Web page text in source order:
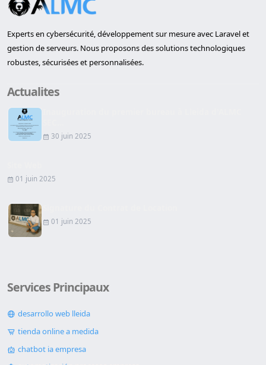
Experts en cybersécurité, développement sur mesure avec Laravel et
gestion de serveurs. Nous proposons des solutions technologiques
robustes, sécurisées et personnalisées.
Actualites
30 juin 2025
01 juin 2025
01 juin 2025
Services Principaux
desarrollo web lleida
tienda online a medida
chatbot ia empresa